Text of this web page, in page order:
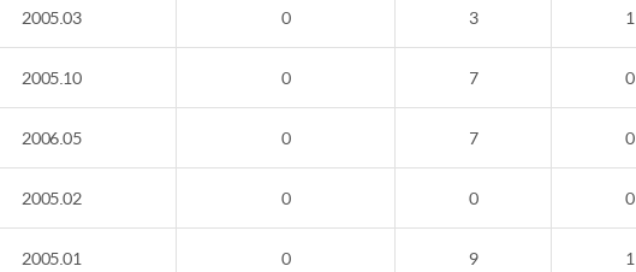
2005.03 0 3 1
2005.10 0 7 0
2006.05 0 7 0
2005.02 0 0 0
2005.01 0 9 1